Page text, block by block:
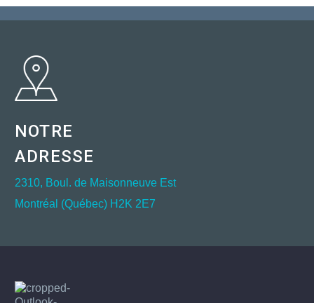
NOTRE
ADRESSE
2310, Boul. de Maisonneuve Est
Montréal (Québec) H2K 2E7